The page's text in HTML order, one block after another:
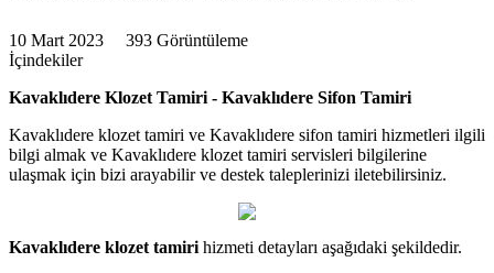
10 Mart 2023 393 Görüntüleme
İçindekiler
Kavaklıdere Klozet Tamiri - Kavaklıdere Sifon Tamiri
Kavaklıdere klozet tamiri ve Kavaklıdere sifon tamiri hizmetleri ilgili
bilgi almak ve Kavaklıdere klozet tamiri servisleri bilgilerine
ulaşmak için bizi arayabilir ve destek taleplerinizi iletebilirsiniz.
Kavaklıdere klozet tamiri hizmeti detayları aşağıdaki şekildedir.